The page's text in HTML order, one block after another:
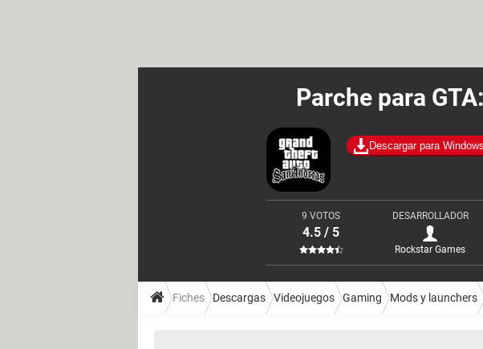
Parche para
Descargar para Windows
9 VOTOS
4.5 / 5
DESARROLLADOR
Rockstar Games
Fiches Descargas Videojuegos Gaming Mods y launchers